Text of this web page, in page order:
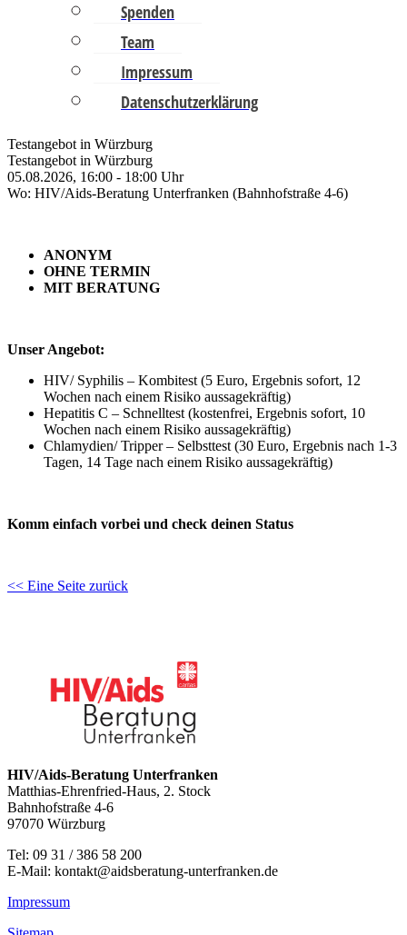
Spenden
Team
Impressum
Datenschutzerklärung
Testangebot in Würzburg
Testangebot in Würzburg
05.08.2026, 16:00 - 18:00 Uhr
Wo: HIV/Aids-Beratung Unterfranken (Bahnhofstraße 4-6)
ANONYM
OHNE TERMIN
MIT BERATUNG
Unser Angebot:
HIV/ Syphilis – Kombitest (5 Euro, Ergebnis sofort, 12
Wochen nach einem Risiko aussagekräftig)
Hepatitis C – Schnelltest (kostenfrei, Ergebnis sofort, 10
Wochen nach einem Risiko aussagekräftig)
Chlamydien/ Tripper – Selbsttest (30 Euro, Ergebnis nach 1-3
Tagen, 14 Tage nach einem Risiko aussagekräftig)
Komm einfach vorbei und check deinen Status
<< Eine Seite zurück
HIV/Aids-Beratung Unterfranken
Matthias-Ehrenfried-Haus, 2. Stock
Bahnhofstraße 4-6
97070 Würzburg
Tel: 09 31 / 386 58 200
E-Mail: kontakt@aidsberatung-unterfranken.de
Impressum